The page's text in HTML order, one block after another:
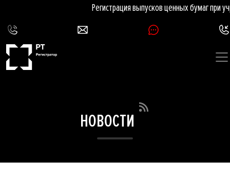
Регистрация выпусков ценных бумаг при
НОВОСТИ